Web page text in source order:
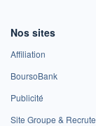
Nos sites
Affiliation
BoursoBank
Publicité
Site Groupe &